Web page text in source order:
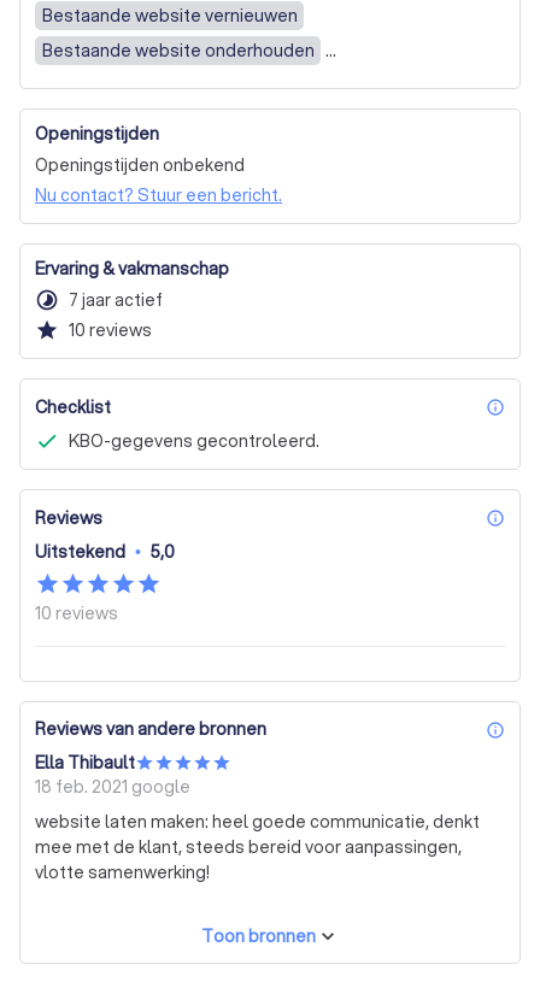
Tot slot bieden wij advies in online advertising en
zoekmachinemarketing, zodat uw bedrijf groeit richting
de top. De Witte Wolf wil vooral uniek zijn voor iedere
klant. De zaak van Steven De Wolf uit Oost-Vlaanderen is
een vaste waarde in Aalst en ver daarbuiten. Met ons
uitgebreid wolventeam garanderen wij professionaliteit,
creativiteit en een persoonlijke aanpak voor iedere klant.
Bestaande website vernieuwen
Bestaande website onderhouden
Huisstijl / logo ontwikkelen
Openingstijden
Openingstijden onbekend
Nu contact? Stuur een bericht.
Ervaring & vakmanschap
timelapse 7 jaar actief
star 10 reviews
Checklist
KBO-gegevens gecontroleerd.
Reviews
Uitstekend • 5,0
10 reviews
Reviews van andere bronnen
Ella Thibault
18 feb. 2021 google
website laten maken: heel goede communicatie, denkt
mee met de klant, steeds bereid voor aanpassingen,
vlotte samenwerking!
Toon bronnen